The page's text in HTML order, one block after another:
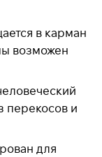
в карман
возможен
перекосов и
для